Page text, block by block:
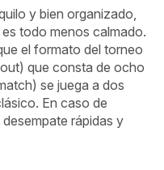
y bien organizado,
todo menos calmado.
el formato del torneo
que consta de ocho
se juega a dos
En caso de
rápidas y